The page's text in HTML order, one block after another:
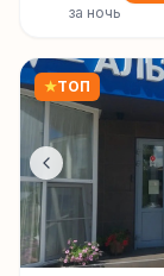
за ночь
★ТОП